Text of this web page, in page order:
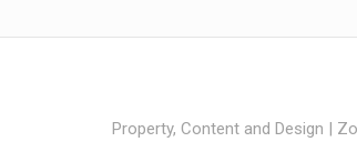
Property, Content and Design |